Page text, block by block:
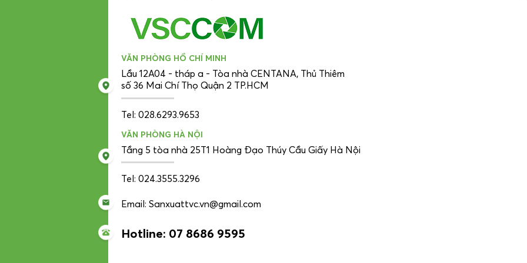
VĂN PHÒNG HỒ CHÍ MINH
Lầu 12A04 - tháp a - Tòa nhà CENTANA, Thủ Thiêm
số 36 Mai Chí Thọ Quận 2 TP.HCM
Tel: 028.6293.9653
VĂN PHÒNG HÀ NỘI
Tầng 5 tòa nhà 25T1 Hoàng Đạo Thúy Cầu Giấy Hà Nội
Tel: 024.3555.3296
Email: Sanxuattvc.vn@gmail.com
Hotline: 07 8686 9595